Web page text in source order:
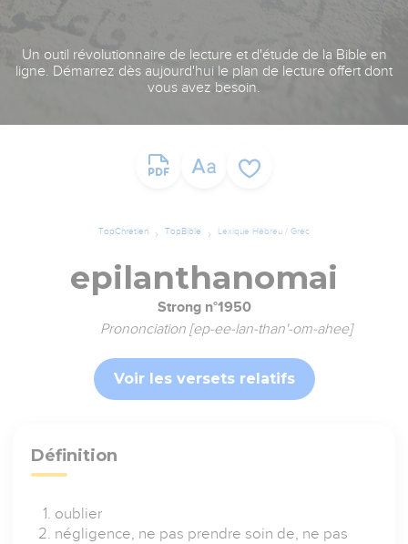
Un outil révolutionnaire de lecture et d'étude de la Bible en
ligne. Démarrez dès aujourd'hui le plan de lecture offert dont
vous avez besoin.
TopChrétien TopBible Lexique Hébreu / Grec
epilanthanomai
Strong n°1950
Prononciation [ep-ee-lan-than'-om-ahee]
Voir les versets relatifs
Définition
oublier
négligence, ne pas prendre soin de, ne pas